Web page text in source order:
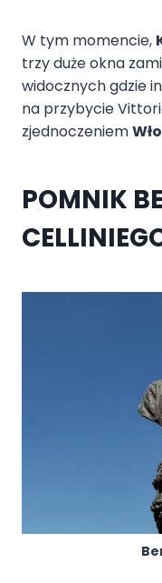
W tym momencie,
trzy duże okna
widocznych gdzie
na przybycie
zjednoczeniem
POMNIK